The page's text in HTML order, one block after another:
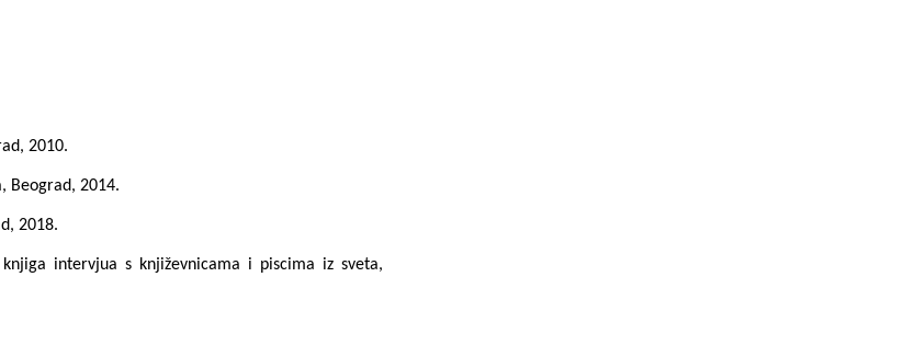
2010.
Beograd, 2014.
2018.
intervjua s književnicama i piscima iz sveta,